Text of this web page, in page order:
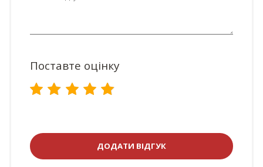
Поставте оцінку
ДОДАТИ ВІДГУК